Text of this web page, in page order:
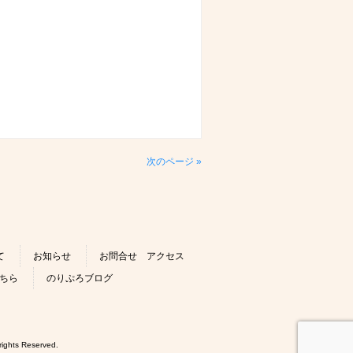
次のページ »
お知らせ
お問合せ アクセス
ら
のりぷろブログ
Reserved.